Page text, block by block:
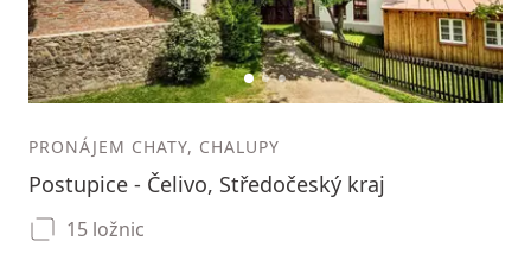
12 3
PRONÁJEM CHATY, CHALUPY
Postupice - Čelivo, Středočeský kraj
15 ložnic